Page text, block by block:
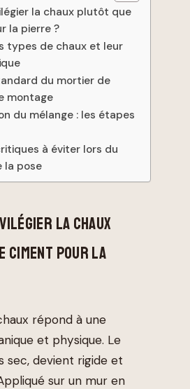
la chaux plutôt que
la pierre ?
types de chaux et leur
du mortier de
montage
du mélange : les étapes
à éviter lors du
la pose
LA CHAUX
CIMENT POUR LA
répond à une
et physique. Le
sec, devient rigide et
sur un mur en